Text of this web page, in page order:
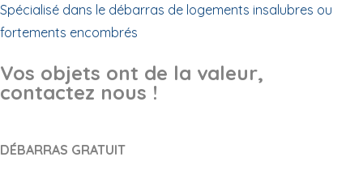
Spécialisé dans le débarras de logements insalubres ou
fortements encombrés
Vos objets ont de la valeur,
contactez nous !
DÉBARRAS GRATUIT